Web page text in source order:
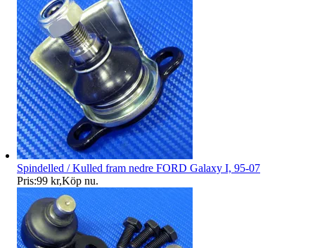
Spindelled / Kulled fram nedre FORD Galaxy I, 95-07
Pris:99 kr,Köp nu.